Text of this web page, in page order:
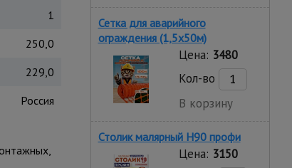
1
250,0
229,0
Россия
Сетка для аварийного
ограждения (1,5х50м)
Цена: 3480
Кол-во
В корзину
Столик малярный H90 профи
Цена: 3150